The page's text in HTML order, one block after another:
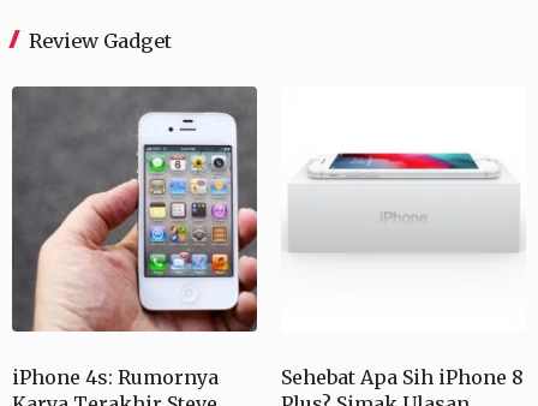
Review Gadget
iPhone 4s: Rumornya
Sehebat Apa Sih iPhone 8